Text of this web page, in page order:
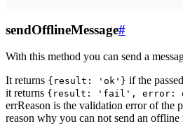
sendOfflineMessage#
With this method you can send a
It returns {result: 'ok'} if the
it returns {result: 'fail', error:
errReason is the validation error of the
reason why you can not send an offline